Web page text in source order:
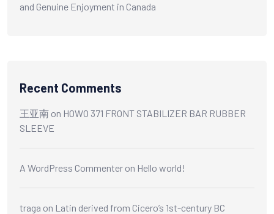
and Genuine Enjoyment in Canada
Recent Comments
王亚南 on HOWO 371 FRONT STABILIZER BAR RUBBER
SLEEVE
A WordPress Commenter on Hello world!
traga on Latin derived from Cicero’s 1st-century BC